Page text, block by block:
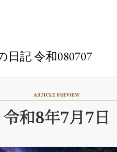
日記 令和080707